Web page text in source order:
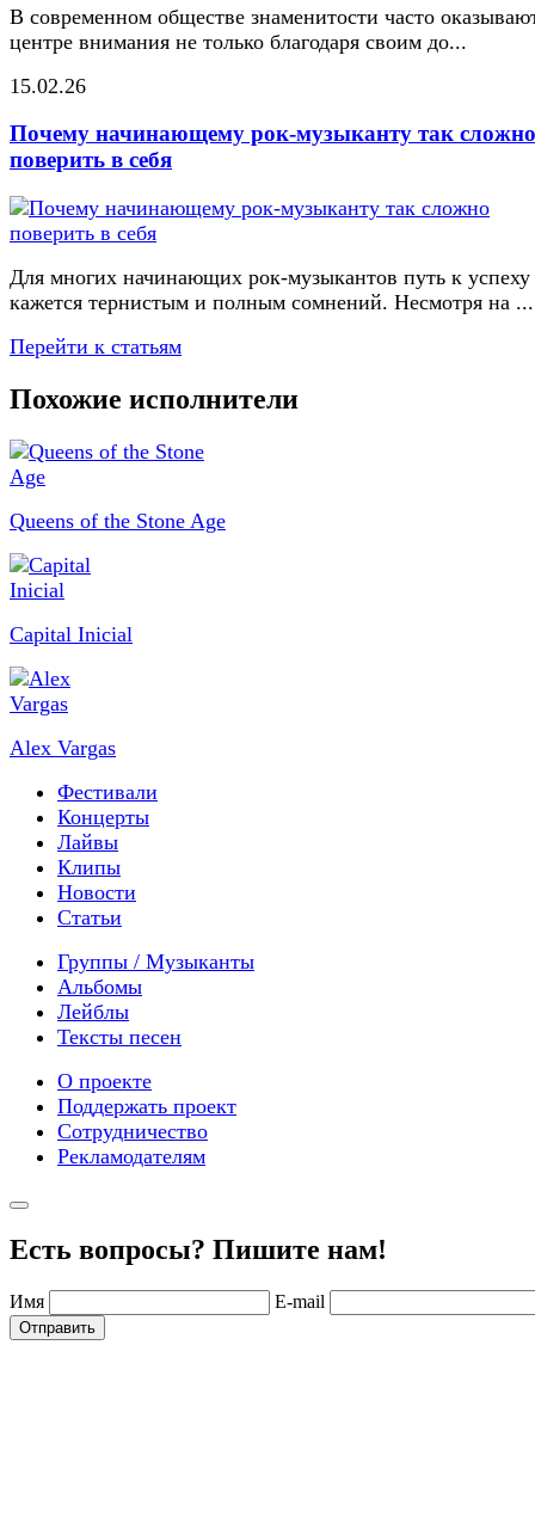
В современном обществе знаменитости часто
центре внимания не только благодаря своим до...
15.02.26
Почему начинающему рок-музыканту так сложно
поверить в себя
Для многих начинающих рок-музыкантов путь к успеху
кажется тернистым и полным сомнений. Несмотря на ...
Перейти к статьям
Похожие исполнители
Queens of the Stone Age
Capital Inicial
Alex Vargas
Фестивали
Концерты
Лайвы
Клипы
Новости
Статьи
Группы / Музыканты
Альбомы
Лейблы
Тексты песен
О проекте
Поддержать проект
Сотрудничество
Рекламодателям
Есть вопросы? Пишите нам!
Имя E-mail